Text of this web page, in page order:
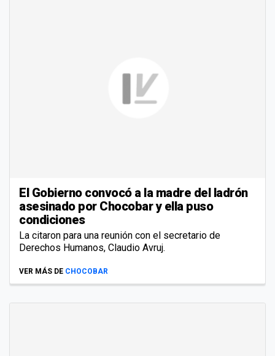
El Gobierno convocó a la madre del ladrón
asesinado por Chocobar y ella puso
condiciones
La citaron para una reunión con el secretario de
Derechos Humanos, Claudio Avruj.
VER MÁS DE CHOCOBAR